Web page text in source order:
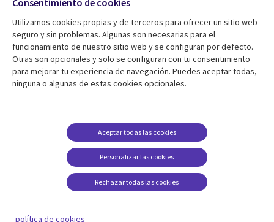
Centro de Recursos
Library
Links
Artículos
Blogs
Casos de éxito
Puntos de vista
Ayuda
Legal
SPAIN
Aviso Legal
Política de Privacidad
Gestión de cookies
Media
SPAIN
Utilizamos cookies propias y de terceros para ofrecer un sitio web
seguro y sin problemas. Algunas son necesarias para el
funcionamiento de nuestro sitio web y se configuran por defecto.
Otras son opcionales y solo se configuran con tu consentimiento
para mejorar tu experiencia de navegación. Puedes aceptar todas,
ninguna o algunas de estas cookies opcionales.
Personalizar las cookies
Aceptar todas las cookies
Rechazar todas las cookies
política de cookies